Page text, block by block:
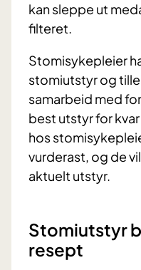
kan sleppe ut
filteret.
Stomisykepleier
stomiutstyr og
samarbeid med
best utstyr for
hos
vurderast, og de
aktuelt utstyr.
Stomiutstyr
resept